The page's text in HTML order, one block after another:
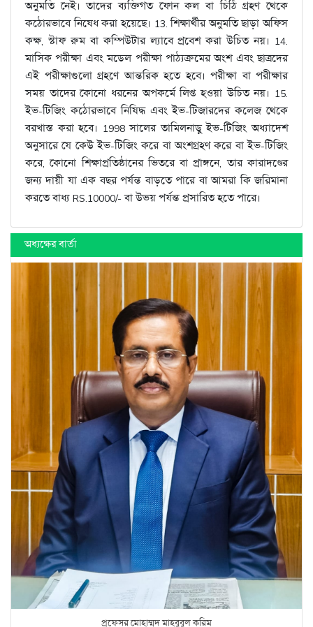
অনুমতি নেই। তাদের ব্যক্তিগত ফোন কল বা চিঠি গ্রহণ থেকে
কঠোরভাবে নিষেধ করা হয়েছে। 13. শিক্ষার্থীর অনুমতি ছাড়া অফিস
কক্ষ, স্টাফ রুম বা কম্পিউটার ল্যাবে প্রবেশ করা উচিত নয়। 14.
মাসিক পরীক্ষা এবং মডেল পরীক্ষা পাঠ্যক্রমের অংশ এবং ছাত্রদের
এই পরীক্ষাগুলো গ্রহণে আন্তরিক হতে হবে। পরীক্ষা বা পরীক্ষার
সময় তাদের কোনো ধরনের অপকর্মে লিপ্ত হওয়া উচিত নয়। 15.
ইভ-টিজিং কঠোরভাবে নিষিদ্ধ এবং ইভ-টিজারদের কলেজ থেকে
বরখাস্ত করা হবে। 1998 সালের তামিলনাড়ু ইভ-টিজিং অধ্যাদেশ
অনুসারে যে কেউ ইভ-টিজিং করে বা অংশগ্রহণ করে বা ইভ-টিজিং
করে, কোনো শিক্ষাপ্রতিষ্ঠানের ভিতরে বা প্রাঙ্গনে, তার কারাদণ্ডের
জন্য দায়ী যা এক বছর পর্যন্ত বাড়তে পারে বা আমরা কি জরিমানা
করতে বাধ্য RS.10000/- বা উভয় পর্যন্ত প্রসারিত হতে পারে।
অধ্যক্ষের বার্তা
প্রফেসর মোহাম্মদ মাহবুবুল করিম